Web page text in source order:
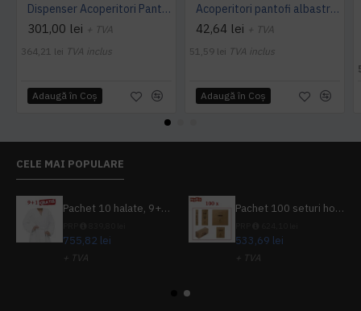
Dispenser Acoperitori Pantofi, StepN go' DeLuxe, model MS 106
301,00 lei + TVA
364,21 lei TVA inclus
Adaugă în Coş
Acoperitori pantofi albastri, 1000buc/set, grosime 22 microni
42,64 lei + TVA
51,59 lei TVA inclus
Adaugă în Coş
CELE MAI POPULARE
Pachet 10 halate, 9+1 gratuit
755,82 lei
+ TVA
Pachet 100 seturi hoteliere, set dentar, set barbierit, casca de dus, pila unghii, set cusut
533,69 lei
+ TVA